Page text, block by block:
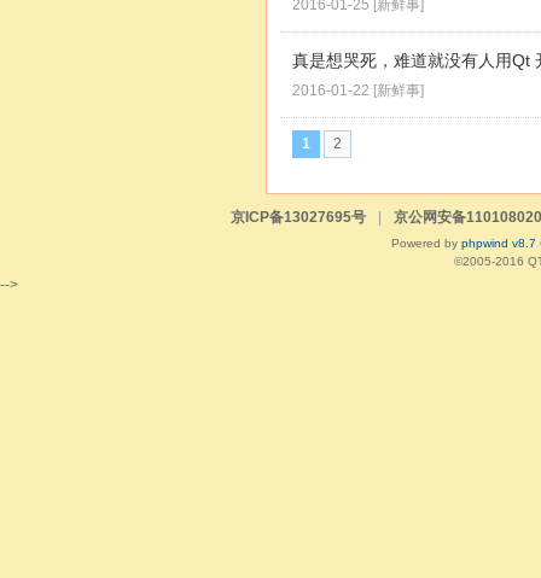
2016-01-25 新鲜事
真是想哭死，难道就没有人用Qt
2016-01-22 [新鲜事]
1 2
京ICP备13027695号 京公网安备
Powered by phpwind v8.7
©2005-2016
-->